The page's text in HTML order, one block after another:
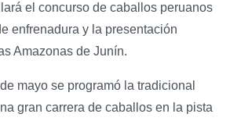
el concurso de caballos peruanos
enfrenadura y la presentación
Amazonas de Junín.
mayo se programó la tradicional
gran carrera de caballos en la pista